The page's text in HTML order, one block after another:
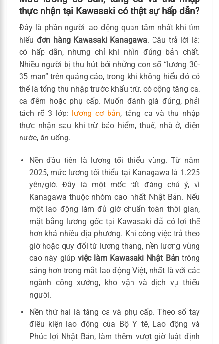
thực nhận tại Kawasaki có thật sự hấp dẫn?
Đây là phần người lao động quan tâm nhất khi tìm
hiểu đơn hàng Kawasaki Kanagawa. Câu trả lời là:
có hấp dẫn, nhưng chỉ khi nhìn đúng bản chất.
Nhiều người bị thu hút bởi những con số “lương 30-
35 man” trên quảng cáo, trong khi không hiểu đó có
thể là tổng thu nhập trước khấu trừ, có cộng tăng ca,
ca đêm hoặc phụ cấp. Muốn đánh giá đúng, phải
tách rõ 3 lớp:
lương cơ bản, tăng ca và thu nhập
thực nhận sau khi trừ bảo hiểm, thuế, nhà ở, điện
nước, ăn uống.
Nền đầu tiên là lương tối thiểu vùng. Từ năm
2025, mức lương tối thiểu tại Kanagawa là 1.225
yên/giờ. Đây là một mốc rất đáng chú ý, vì
Kanagawa thuộc nhóm cao nhất Nhật Bản. Nếu
một lao động làm đủ giờ chuẩn toàn thời gian,
mặt bằng lương gốc tại Kawasaki đã có lợi thế
hơn khá nhiều địa phương. Khi công việc trả theo
giờ hoặc quy đổi từ lương tháng, nền lương vùng
cao này giúp việc làm Kawasaki Nhật Bảntrông
sáng hơn trong mắt lao động Việt, nhất là với các
ngành công xưởng, kho vận và dịch vụ thiếu
người.
Nền thứ hai là tăng ca và phụ cấp. Theo sổ tay
điều kiện lao động của Bộ Y tế, Lao động và
Phúc lợi Nhật Bản, làm thêm vượt giờ luật định